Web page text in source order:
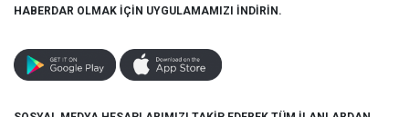
HABERDAR OLMAK İÇİN UYGULAMAMIZI İNDİRİN.